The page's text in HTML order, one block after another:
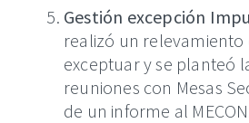
Gestión excepción
realizó un relevamiento
exceptuar y se planteó
reuniones con Mesas
de un informe al